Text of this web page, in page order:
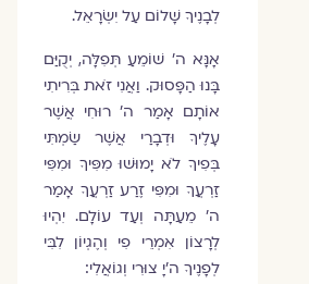
לְבָנֶיךָ שָׁלוֹם עַל יִשְׂרָאֵל.
אָנָּא ה׳ שׁוֹמֵעַ תְּפִלָּה, יְקֻיַּם
בָּנוּ הַפָּסוּק. וַאֲנִי זֹאת בְּרִיתִי
אוֹתָם אָמַר ה׳ רוּחִי אֲשֶׁר
עָלֶיךָ וּדְבָרַי אֲשֶׁר שַׂמְתִּי
בְּפִיךָ לֹא יָמוּשׁוּ מִפִּיךָ וּמִפִּי
זַרְעֲךָ וּמִפִּי זֶרַע זַרְעֲךָ אָמַר
ה׳ מֵעַתָּה וְעַד עוֹלָם. יִהְיוּ
לְרָצוֹן אִמְרֵי פִי וְהֶגְיוֹן לִבִּי
לְפָנֶיךָ ה׳יָ צוּרִי וְגוֹאֲלִי: